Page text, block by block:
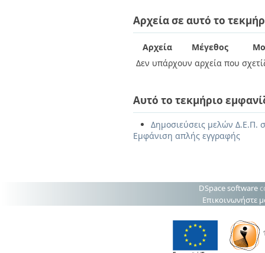
Αρχεία σε αυτό το
Αρχεία Μέγεθος
Δεν υπάρχουν αρχεία που
Αυτό το τεκμήριο
Δημοσιεύσεις μελών Δ.Ε.Π.
Εμφάνιση απλής εγγραφής
DSpace software
Επικοινωνήστε